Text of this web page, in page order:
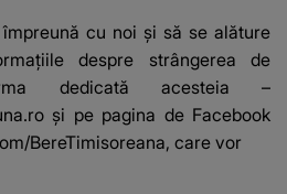
cu noi și să se alăture
despre strângerea de
dedicată acesteia –
și pe pagina de Facebook
BereTimisoreana, care vor